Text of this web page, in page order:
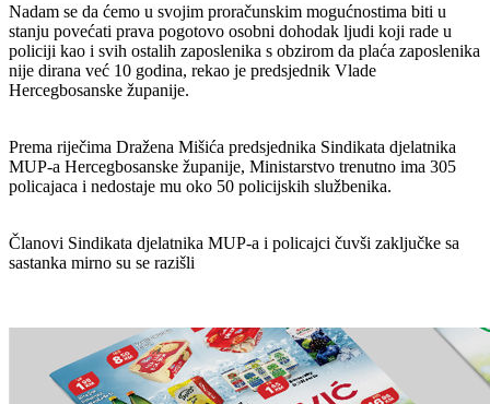
Nadam se da ćemo u svojim proračunskim mogućnostima biti u
stanju povećati prava pogotovo osobni dohodak ljudi koji rade u
policiji kao i svih ostalih zaposlenika s obzirom da plaća zaposlenika
nije dirana već 10 godina, rekao je predsjednik Vlade
Hercegbosanske županije.
Prema riječima Dražena Mišića predsjednika Sindikata djelatnika
MUP-a Hercegbosanske županije, Ministarstvo trenutno ima 305
policajaca i nedostaje mu oko 50 policijskih službenika.
Članovi Sindikata djelatnika MUP-a i policajci čuvši zaključke sa
sastanka mirno su se razišli